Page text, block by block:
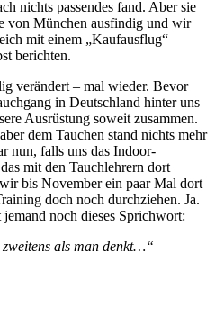
nichts passendes fand. Aber sie
von München ausfindig und wir
mit einem „Kaufausflug“
berichten.
verändert – mal wieder. Bevor
in Deutschland hinter uns
Ausrüstung soweit zusammen.
dem Tauchen stand nichts mehr
nun, falls uns das Indoor-
mit den Tauchlehrern dort
bis November ein paar Mal dort
doch noch durchziehen. Ja.
noch dieses Sprichwort:
zweitens als man denkt…“